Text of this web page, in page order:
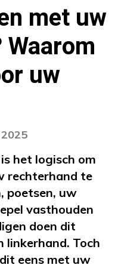
met uw
uw
het logisch om
rechterhand te
poetsen, uw
vasthouden
doen dit
linkerhand. Toch
eens met uw